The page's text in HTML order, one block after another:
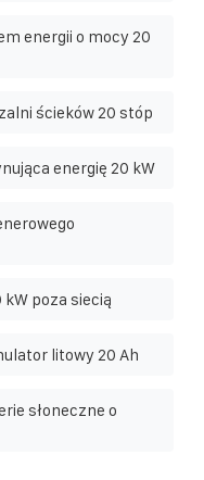
energii o mocy 20
ścieków 20 stóp
energię 20 kW
poza siecią
litowy 20 Ah
słoneczne o